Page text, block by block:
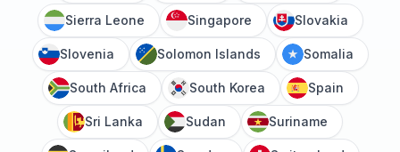
Sierra Leone Singapore Slovakia
Slovenia Solomon Islands Somalia
South Africa South Korea Spain
Sri Lanka Sudan Suriname